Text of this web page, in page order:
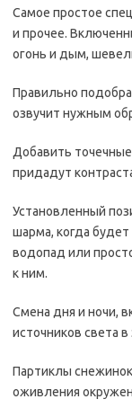
Самое простое
и прочее.
огонь и дым,
Правильно
озвучит нужным
Добавить
придадут
Установленный
шарма, когда
водопад или
к ним.
Смена дня и ночи,
источников света
Партиклы
оживления